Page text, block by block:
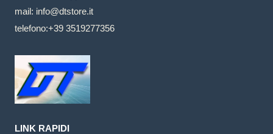
mail: info@dtstore.it
telefono:+39 3519277356
LINK RAPIDI